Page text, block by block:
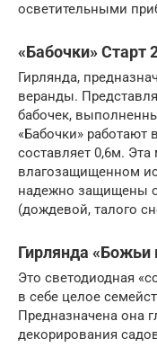
осветительными
«Бабочки» Старт
Гирлянда,
веранды.
бабочек,
«Бабочки»
составляет 0,6м.
влагозащищенном
надежно защищены
(дождевой, талого
Гирлянда «Божьи
Это светодиодная
в себе целое
Предназначена она
декорирования